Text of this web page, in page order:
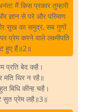
मैं किस प्रकार तुम्हारी
ज्ञान से परे और परिमाण
सुख का समुद्र, सब गुणों
प्रेम करने वाले लक्ष्मीपति
हुए हैं॥2॥
प्रति बेद कहै।
मति थिर न रहै॥
बिधि कीन्ह चहै।
सुत प्रेम लहै॥3॥